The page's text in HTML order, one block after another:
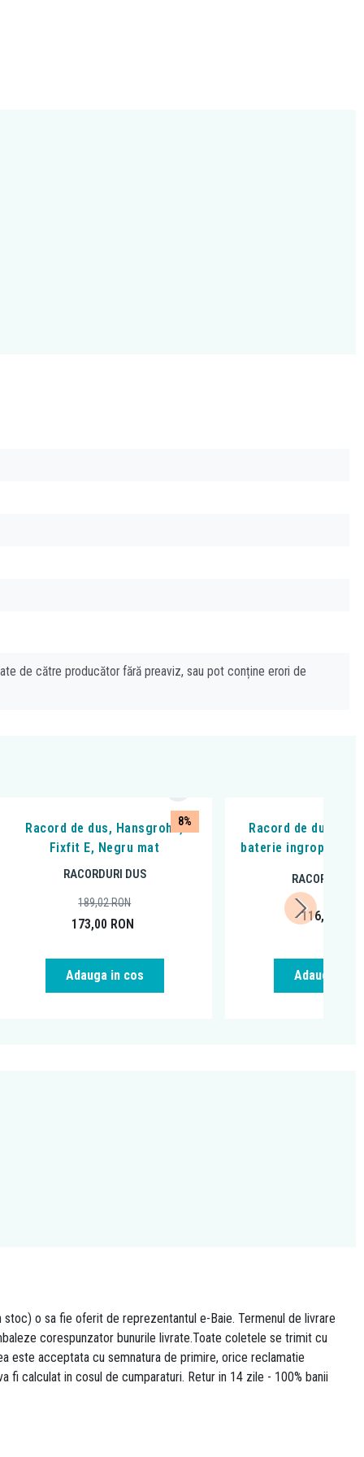
de către producător fără preaviz, sau pot conține erori de
8%
Racord de dus, Hansgrohe,
Fixfit E, Negru mat
RACORDURI DUS
173,00 RON
189,02RON
Adauga in cos
Racord de dus,
baterie ingropata,
RACORDURI
116,99
Adauga in
o sa fie oferit de reprezentantul e-Baie. Termenul de livrare
corespunzator bunurile livrate.Toate coletele se trimit cu
este acceptata cu semnatura de primire, orice reclamatie
fi calculat in cosul de cumparaturi. Retur in 14 zile - 100% banii